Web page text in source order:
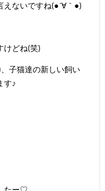
ないですね(●´∀｀●)
けどね(笑)
子猫達の新しい飼い
す♪